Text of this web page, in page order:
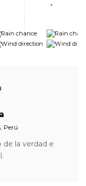
-
-
-
-
-
Perú
de la verdad e